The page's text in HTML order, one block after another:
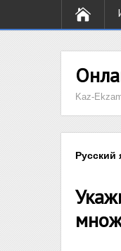
Kaz-
Русский